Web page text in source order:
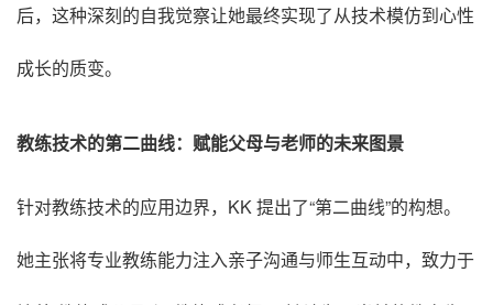
后，这种深刻的自我觉察让她最终实现了从技术模仿到心性
成长的质变。
教练技术的第二曲线：赋能父母与老师的未来图景
针对教练技术的应用边界，KK 提出了“第二曲线”的构想。
她主张将专业教练能力注入亲子沟通与师生互动中，致力于